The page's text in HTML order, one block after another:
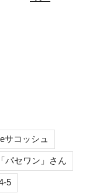
サコッシュ
パセワン」さん
5